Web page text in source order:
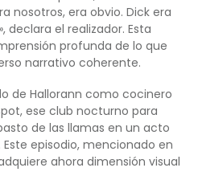
nosotros, era obvio. Dick era
declara el realizador. Esta
profunda de lo que
narrativo coherente.
de Hallorann como cocinero
ese club nocturno para
de las llamas en un acto
episodio, mencionado en
ahora dimensión visual